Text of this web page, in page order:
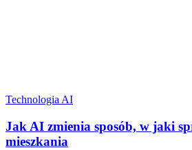
Technologia AI
Jak AI zmienia sposób, w jaki
mieszkania